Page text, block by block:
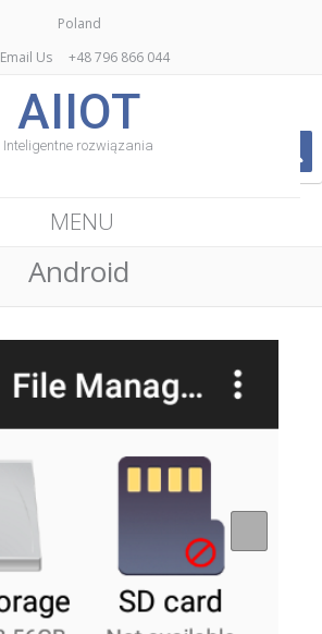
Poland
Email Us
+48 796 866 044
AIIOT
Inteligentne rozwiązania
MENU
Android